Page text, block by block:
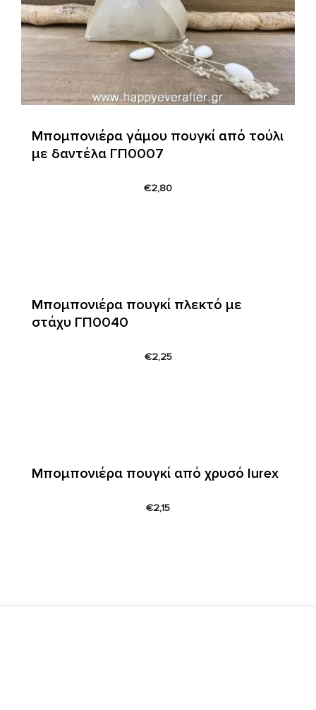
Μπομπονιέρα γάμου πουγκί από τούλι
με δαντέλα ΓΠ0007
€2,80
Μπομπονιέρα πουγκί πλεκτό με
στάχυ ΓΠ0040
€2,25
Μπομπονιέρα πουγκί από χρυσό lurex
€2,15